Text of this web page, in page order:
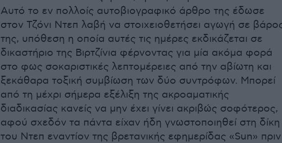
Αυτό το εν πολλοίς αυτοβιογραφικό άρθρο της έδωσε
στον Τζόνι Ντεπ λαβή να στοιχειοθετήσει αγωγή σε
της, υπόθεση η οποία αυτές τις ημέρες εκδικάζεται σε
δικαστήριο της Βιρτζίνια φέρνοντας για μία ακόμα φορά
στο φως σοκαριστικές λεπτομέρειες από την αβίωτη και
ξεκάθαρα τοξική συμβίωση των δύο συντρόφων. Μπορεί
από τη μέχρι σήμερα εξέλιξη της ακροαματικής
διαδικασίας κανείς να μην έχει γίνει ακριβώς σοφότερος,
αφού σχεδόν τα πάντα είχαν ήδη γνωστοποιηθεί στη δίκη
του Ντεπ εναντίον της βρετανικής εφημερίδας «Sun» πριν